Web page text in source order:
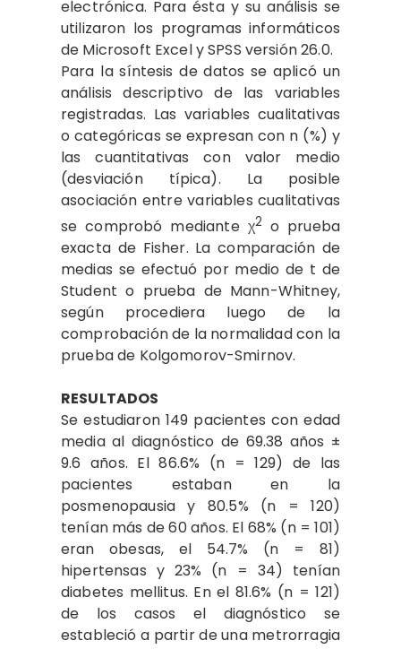
electrónica. Para ésta y su análisis se
utilizaron los programas informáticos
de Microsoft Excel y SPSS versión 26.0.
Para la síntesis de datos se aplicó un
análisis descriptivo de las variables
registradas. Las variables cualitativas
o categóricas se expresan con n (%) y
las cuantitativas con valor medio
(desviación típica). La posible
asociación entre variables cualitativas
se comprobó mediante χ2 o prueba
exacta de Fisher. La comparación de
medias se efectuó por medio de t de
Student o prueba de Mann-Whitney,
según procediera luego de la
comprobación de la normalidad con la
prueba de Kolgomorov-Smirnov.
RESULTADOS
Se estudiaron 149 pacientes con edad
media al diagnóstico de 69.38 años ±
9.6 años. El 86.6% (n = 129) de las
pacientes estaban en la
posmenopausia y 80.5% (n = 120)
tenían más de 60 años. El 68% (n = 101)
eran obesas, el 54.7% (n = 81)
hipertensas y 23% (n = 34) tenían
diabetes mellitus. En el 81.6% (n = 121)
de los casos el diagnóstico se
estableció a partir de una metrorragia